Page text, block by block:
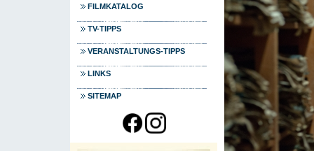
FILMKATALOG
TV-TIPPS
VERANSTALTUNGS-TIPPS
LINKS
SITEMAP